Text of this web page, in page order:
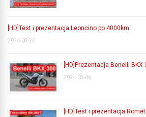
[HD]Test i prezentacja Leoncino po 4000km
2024-08-20
[HD]Prezentacja Benelli BKX
2024-08-06
[HD]Test i prezentacja